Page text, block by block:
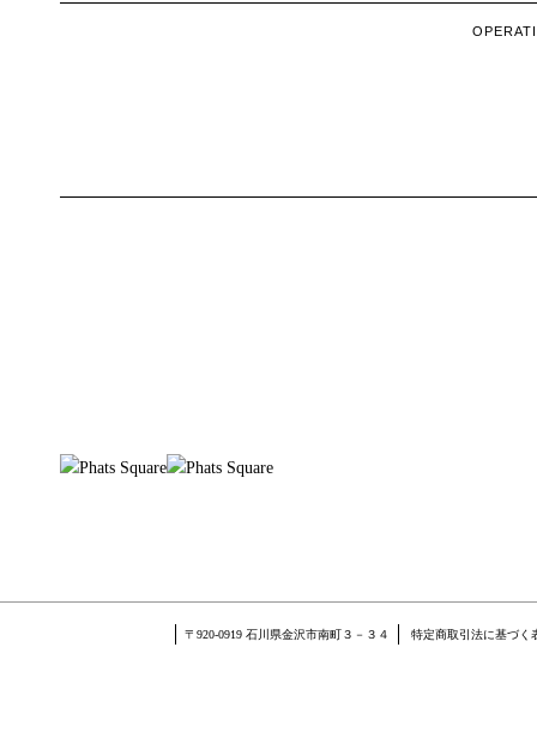
〒920-0919 石川県金沢市南町３－３４ 特定商取引法に基づく